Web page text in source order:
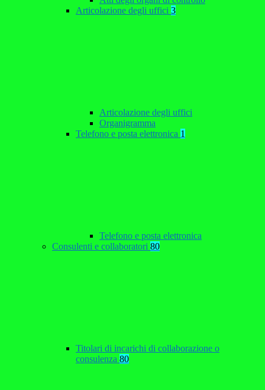
Articolazione degli uffici 3
Articolazione degli uffici
Organigramma
Telefono e posta elettronica 1
Telefono e posta elettronica
Consulenti e collaboratori 80
Titolari di incarichi di collaborazione o
consulenza 80